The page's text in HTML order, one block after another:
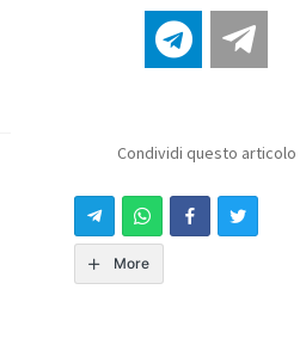
Condividi questo articolo
More